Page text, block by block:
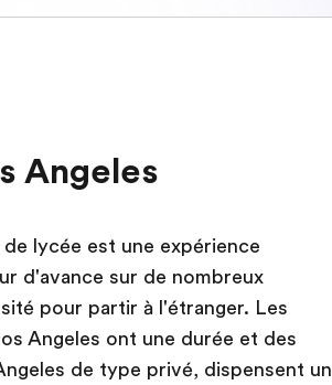
Angeles
lycée est une expérience
d'avance sur de nombreux
pour partir à l'étranger. Les
Angeles ont une durée et des
de type privé, dispensent un